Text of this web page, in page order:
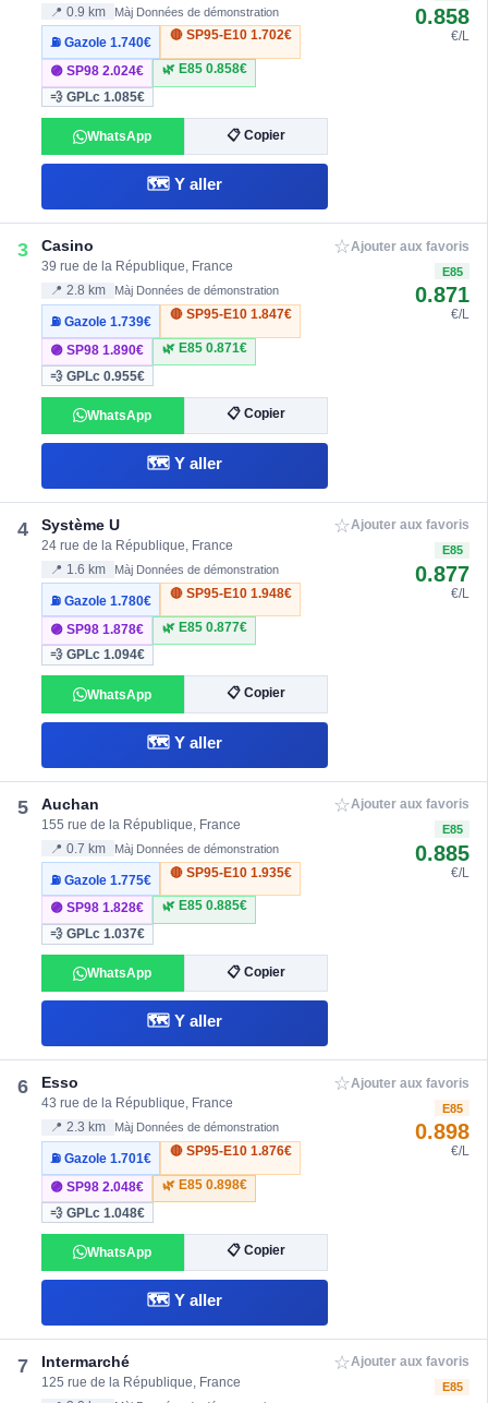
📍 0.9 km Màj Données de démonstration
⛽ Gazole1.740€
🔴 SP95-E10 1.702€
🟣 SP982.024€ 🌿 E85 0.858€
💨 GPLc1.085€
WhatsApp 📋 Copier
🗺️ Y aller
0.858
€/L
3 Casino
39 rue de la République, France
📍 2.8 km Màj Données de démonstration
⛽ Gazole1.739€
🔴 SP95-E10 1.847€
🟣 SP981.890€ 🌿 E85 0.871€
💨 GPLc0.955€
WhatsApp 📋 Copier
🗺️ Y aller
☆Ajouter aux favoris
E85
0.871
€/L
4 Système U
24 rue de la République, France
📍 1.6 km Màj Données de démonstration
⛽ Gazole1.780€
🔴 SP95-E10 1.948€
🟣 SP981.878€ 🌿 E85 0.877€
💨 GPLc1.094€
WhatsApp 📋 Copier
🗺️ Y aller
☆Ajouter aux favoris
E85
0.877
€/L
5 Auchan
155 rue de la République, France
📍 0.7 km Màj Données de démonstration
⛽ Gazole1.775€
🔴 SP95-E10 1.935€
🟣 SP981.828€ 🌿 E85 0.885€
💨 GPLc1.037€
WhatsApp 📋 Copier
🗺️ Y aller
☆Ajouter aux favoris
E85
0.885
€/L
6 Esso
43 rue de la République, France
📍 2.3 km Màj Données de démonstration
⛽ Gazole1.701€
🔴 SP95-E10 1.876€
🟣 SP982.048€ 🌿 E85 0.898€
💨 GPLc1.048€
WhatsApp 📋 Copier
🗺️ Y aller
☆Ajouter aux favoris
E85
0.898
€/L
7 Intermarché
125 rue de la République, France
☆Ajouter aux favoris
E85